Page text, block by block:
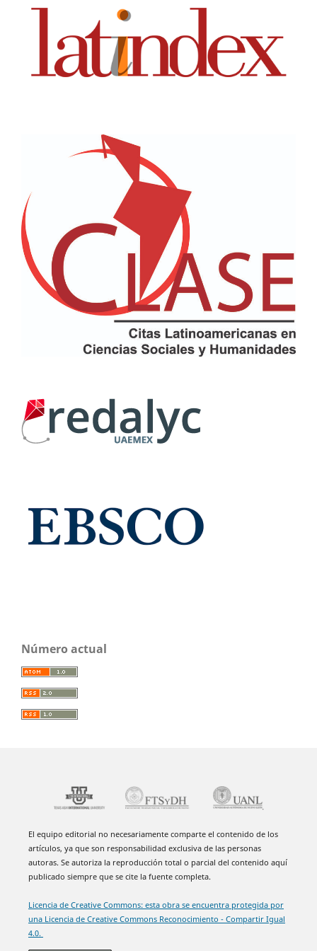
Número actual
El equipo editorial no necesariamente comparte el contenido de los
artículos, ya que son responsabilidad exclusiva de las personas
autoras. Se autoriza la reproducción total o parcial del contenido aquí
publicado siempre que se cite la fuente completa.
Licencia de Creative Commons: esta obra se encuentra protegida por
una Licencia de Creative Commons Reconocimiento - Compartir Igual
4.0.